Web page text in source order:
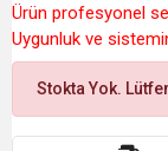
Ürün profesyonel
Uygunluk ve
Stokta Yok.